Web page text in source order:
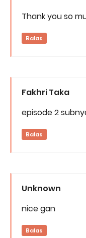
Thank you so
Balas
Fakhri Taka
episode 2
Balas
Unknown
nice gan
Balas